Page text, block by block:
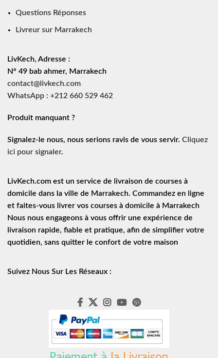
Questions Réponses
Livreur sur Marrakech
LivKech, Adresse :
N° 49 bab ahmer, Marrakech
contact@livkech.com
WhatsApp : +212 660 529 462
Produit manquant ?
Signalez-le nous, nous serions ravis de vous servir. Cliquez
ici pour signaler.
LivKech.com est un service de
livraison de courses à
domicile dans la ville de Marrakech. Commandez en ligne
et faites-vous livrer vos courses à domicile à Marrakech
Nous nous engageons à vous offrir une expérience de
livraison rapide, fiable et pratique, afin de simplifier votre
quotidien, sans quitter le confort de votre maison
Suivez Nous Sur Les Réseaux :